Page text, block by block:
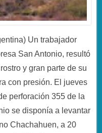
Un trabajador
San Antonio, resultó
y gran parte de su
con presión. El jueves
perforación 355 de la
se disponía a levantar
Chachahuen, a 20